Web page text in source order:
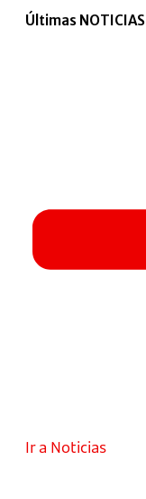
Últimas NOTICIAS
Ir a Noticias